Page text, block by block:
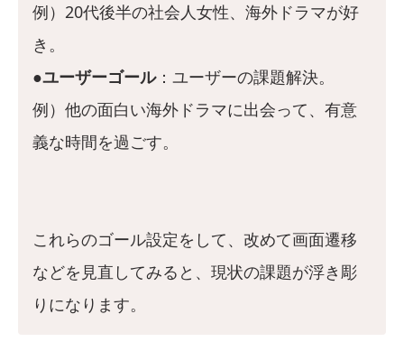
例）20代後半の社会人女性、海外ドラマが好
き。
●ユーザーゴール：ユーザーの課題解決。
例）他の面白い海外ドラマに出会って、有意
義な時間を過ごす。
これらのゴール設定をして、改めて画面遷移
などを見直してみると、現状の課題が浮き彫
りになります。